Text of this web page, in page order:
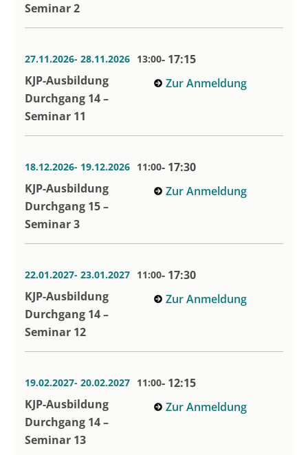
Seminar 2
27.11.2026- 28.11.2026 13:00- 17:15
KJP-Ausbildung
Durchgang 14 –
Seminar 11
Zur Anmeldung
18.12.2026- 19.12.2026 11:00- 17:30
KJP-Ausbildung
Durchgang 15 –
Seminar 3
Zur Anmeldung
22.01.2027- 23.01.2027 11:00- 17:30
KJP-Ausbildung
Durchgang 14 –
Seminar 12
Zur Anmeldung
19.02.2027- 20.02.2027 11:00- 12:15
KJP-Ausbildung
Durchgang 14 –
Seminar 13
Zur Anmeldung